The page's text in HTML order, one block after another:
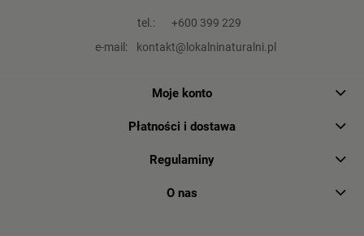
tel.:
+600 399 229
e-mail:
kontakt@lokalninaturalni.pl
Moje konto
Płatności i dostawa
Regulaminy
O nas